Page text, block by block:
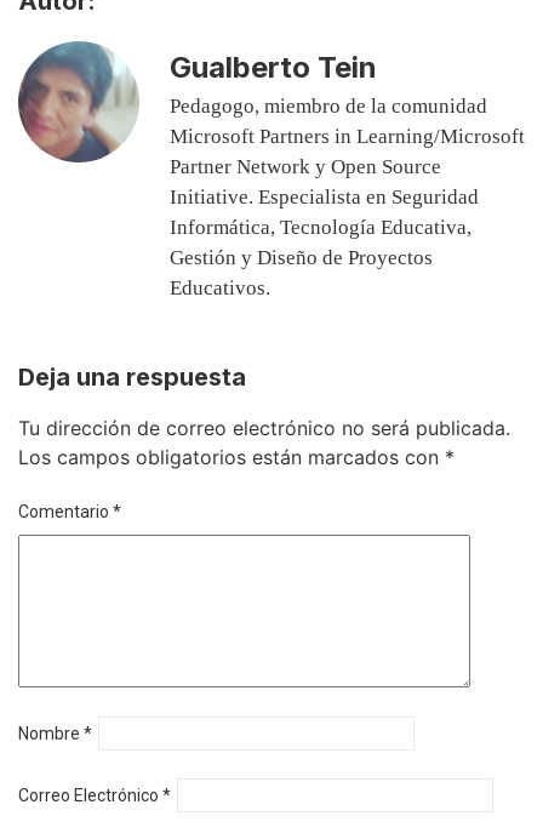
Gualberto Tein
Pedagogo, miembro de la comunidad
Microsoft Partners in Learning/Microsoft
Partner Network y Open Source
Initiative. Especialista en Seguridad
Informática, Tecnología Educativa,
Gestión y Diseño de Proyectos
Educativos.
Deja una respuesta
Tu dirección de correo electrónico no será publicada.
Los campos obligatorios están marcados con *
Comentario *
Nombre *
Correo Electrónico *